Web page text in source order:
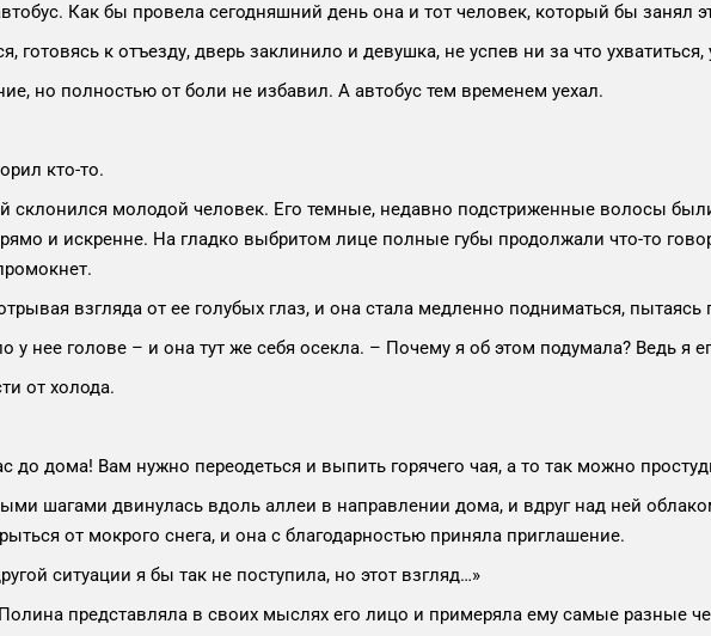
Как бы провела сегодняшний день она и тот человек, который бы занял
готовясь к отъезду, дверь заклинило и девушка, не успев ни за что ухватиться,
но полностью от боли не избавил. А автобус тем временем уехал.
кто-то.
склонился молодой человек. Его темные, недавно подстриженные волосы
и искренне. На гладко выбритом лице полные губы продолжали что-то
взгляда от ее голубых глаз, и она стала медленно подниматься,
у нее голове – и она тут же себя осекла. – Почему я об этом подумала? Ведь я
от холода.
дома! Вам нужно переодеться и выпить горячего чая, а то так можно
шагами двинулась вдоль аллеи в направлении дома, и вдруг над ней
от мокрого снега, и она с благодарностью приняла приглашение.
ситуации я бы так не поступила, но этот взгляд…»
представляла в своих мыслях его лицо и примеряла ему самые разные